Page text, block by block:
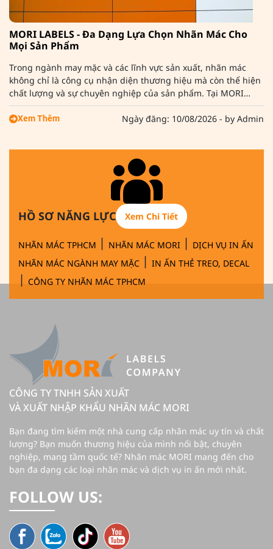
MORI LABELS - Đa Dạng Lựa Chọn Nhãn Mác Cho
Mọi Sản Phẩm
Trong ngành may mặc và các lĩnh vực sản xuất, nhãn mác
không chỉ là công cụ nhận diện thương hiệu mà còn thể hiện
chất lượng và sự chuyên nghiệp của sản phẩm. Tại MORI
LABELS - NHÃN MÁC XUẤT NHẬP KHẨU, chúng tôi cung cấp đa
dạng các loại nhãn mác phù hợp với nhiều nhu cầu khác
Xem Thêm Ngày đăng: 10/08/2026 - by Admin
HỒ SƠ NĂNG LỰC Xem Chi Tiết
NHÃN MÁC TPHCM | NHÃN MÁC MORI | DỊCH VỤ IN ẤN
NHÃN MÁC NGÀNH MAY MẶC | IN ẤN THẺ TREO, DECAL
| CÔNG TY NHÃN MÁC TPHCM
CÔNG TY TNHH SẢN XUẤT
VÀ XUẤT NHẬP KHẨU NHÃN MÁC MORI
Bạn đang tìm kiếm một nhà cung cấp nhãn mác uy tín và chất
lượng? Bạn muốn thương hiệu của mình nổi bật, chuyên
nghiệp, mang tầm quốc tế? Nhãn mác MORI mang đến cho
bạn đa dạng các loại nhãn mác và dịch vụ in ấn mới nhất.
FOLLOW US: